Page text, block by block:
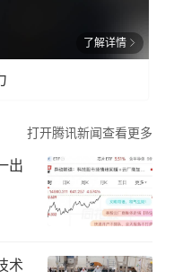
了解详情
打开腾讯新闻查看更多
出
术